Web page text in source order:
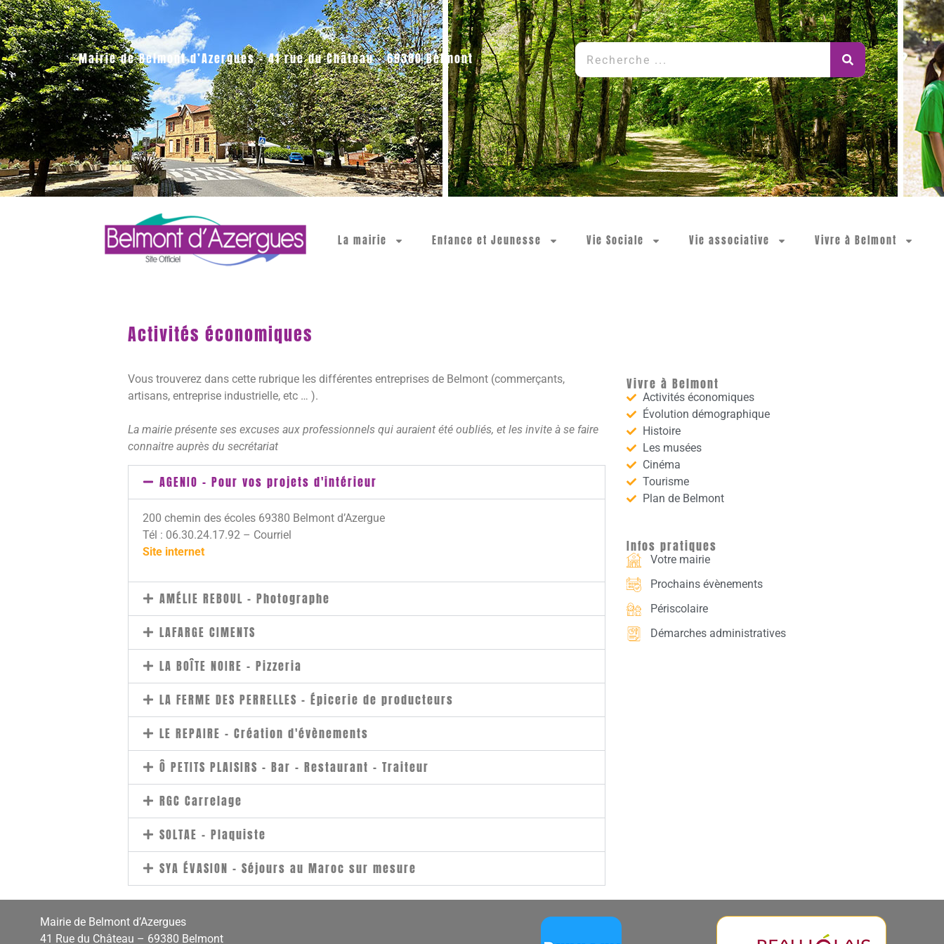
Mairie de Belmont d’Azergues – 41 rue du Château – 69380 Belmont
La mairie Enfance et Jeunesse Vie Sociale Vie associative Vivre à Belmont
Activités économiques
Vous trouverez dans cette rubrique les différentes entreprises de Belmont (commerçants,
artisans, entreprise industrielle, etc … ).
La mairie présente ses excuses aux professionnels qui auraient été oubliés, et les invite à se faire
connaitre auprès du secrétariat
AGENIO - Pour vos projets d'intérieur
200 chemin des écoles 69380 Belmont d’Azergue
Tél : 06.30.24.17.92 – Courriel
Site internet
AMÉLIE REBOUL - Photographe
LAFARGE CIMENTS
LA BOÎTE NOIRE - Pizzeria
LA FERME DES PERRELLES - Épicerie de producteurs
LE REPAIRE - Création d'évènements
Ô PETITS PLAISIRS - Bar - Restaurant - Traiteur
RGC Carrelage
SOLTAE - Plaquiste
SYA ÉVASION - Séjours au Maroc sur mesure
Vivre à Belmont
Activités économiques
Évolution démographique
Histoire
Les musées
Cinéma
Tourisme
Plan de Belmont
Infos pratiques
Votre mairie
Prochains évènements
Périscolaire
Démarches administratives
Mairie de Belmont d’Azergues
41 Rue du Château – 69380 Belmont